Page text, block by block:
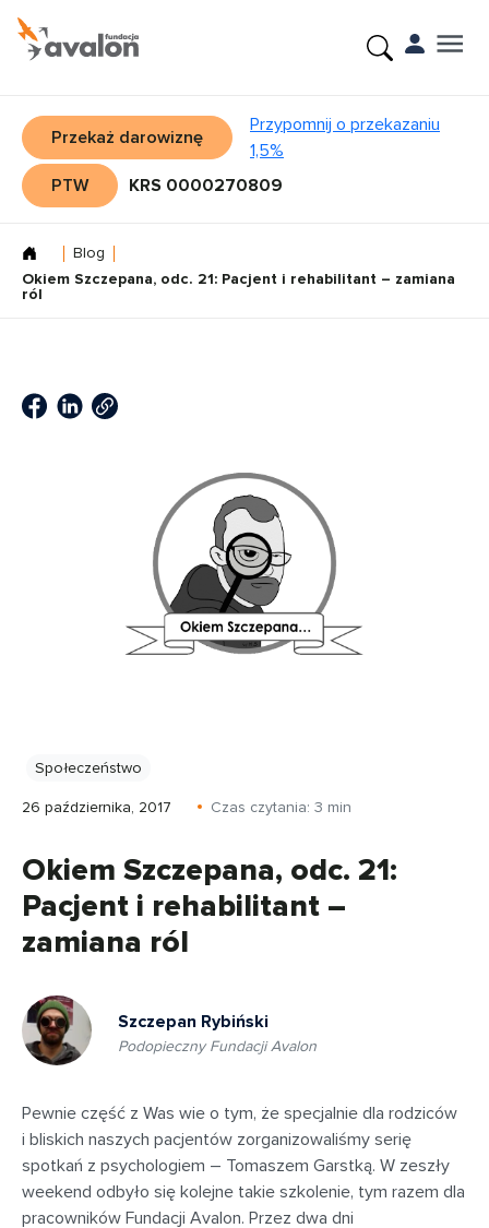
Przekaż darowiznę
Przypomnij o przekazaniu
1,5%
PTW
KRS 0000270809
Blog
Okiem Szczepana, odc. 21: Pacjent i rehabilitant – zamiana
ról
Społeczeństwo
26 października, 2017 Czas czytania: 3 min
Okiem Szczepana, odc. 21:
Pacjent i rehabilitant –
zamiana ról
Szczepan Rybiński
Podopieczny Fundacji Avalon
Pewnie część z Was wie o tym, że specjalnie dla rodziców
i bliskich naszych pacjentów zorganizowaliśmy serię
spotkań z psychologiem – Tomaszem Garstką. W zeszły
weekend odbyło się kolejne takie szkolenie, tym razem dla
pracowników Fundacji Avalon. Przez dwa dni